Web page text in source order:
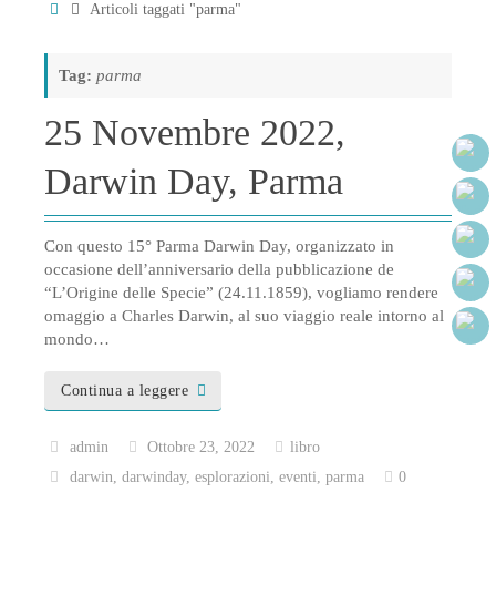
Articoli taggati "parma"
Tag: parma
25 Novembre 2022,
Darwin Day, Parma
Con questo 15° Parma Darwin Day, organizzato in
occasione dell’anniversario della pubblicazione de
“L’Origine delle Specie” (24.11.1859), vogliamo rendere
omaggio a Charles Darwin, al suo viaggio reale intorno al
mondo…
Continua a leggere
admin Ottobre 23, 2022
libro
darwin ,darwinday,esplorazioni ,eventi ,parma 0